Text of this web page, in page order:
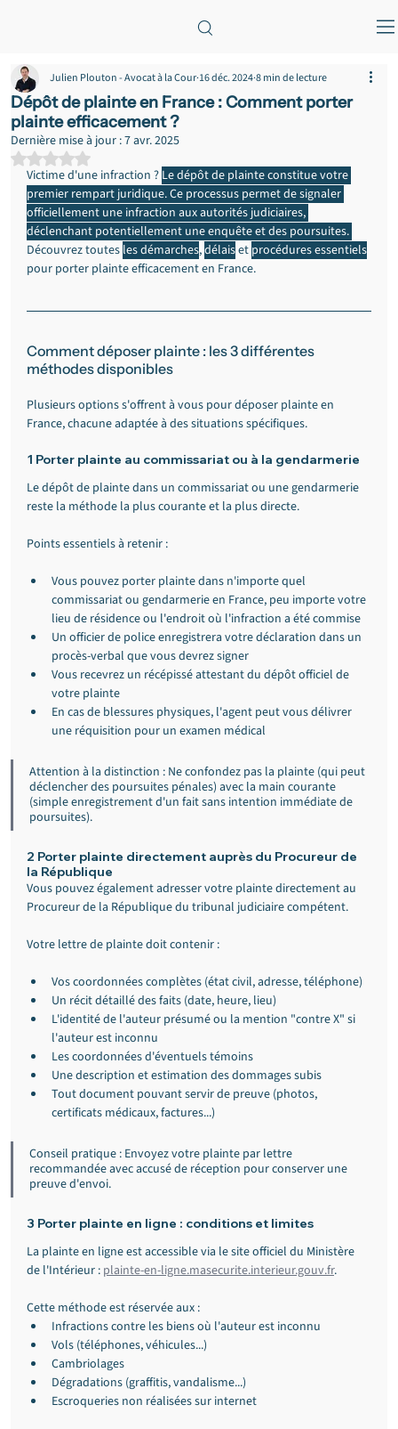
Dépôt de plainte en France : Comment porter
plainte efficacement ?
Julien Plouton - Avocat à la Cour 16 déc. 20248 min de lecture
Dernière mise à jour :7 avr. 2025
Noté NaN étoiles sur 5.
Victime d'une infraction ? Le dépôt de plainte constitue votre
premier rempart juridique. Ce processus permet de signaler
officiellement une infraction aux autorités judiciaires,
déclenchant potentiellement une enquête et des poursuites.
Découvrez toutes les démarches, délais et procédures essentiels
pour porter plainte efficacement en France.
Comment déposer plainte : les 3 différentes
méthodes disponibles
Plusieurs options s'offrent à vous pour déposer plainte en
France, chacune adaptée à des situations spécifiques.
1 Porter plainte au commissariat ou à la gendarmerie
Le dépôt de plainte dans un commissariat ou une gendarmerie
reste la méthode la plus courante et la plus directe.
Points essentiels à retenir :
Vous pouvez porter plainte dans n'importe quel
commissariat ou gendarmerie en France, peu importe votre
lieu de résidence ou l'endroit où l'infraction a été commise
Un officier de police enregistrera votre déclaration dans un
procès-verbal que vous devrez signer
Vous recevrez un récépissé attestant du dépôt officiel de
votre plainte
En cas de blessures physiques, l'agent peut vous délivrer
une réquisition pour un examen médical
Attention à la distinction : Ne confondez pas la plainte (qui peut
déclencher des poursuites pénales) avec la main courante
(simple enregistrement d'un fait sans intention immédiate de
poursuites).
2 Porter plainte directement auprès du Procureur de
la République
Vous pouvez également adresser votre plainte directement au
Procureur de la République du tribunal judiciaire compétent.
Votre lettre de plainte doit contenir :
Vos coordonnées complètes (état civil, adresse, téléphone)
Un récit détaillé des faits (date, heure, lieu)
L'identité de l'auteur présumé ou la mention "contre X" si
l'auteur est inconnu
Les coordonnées d'éventuels témoins
Une description et estimation des dommages subis
Tout document pouvant servir de preuve (photos,
certificats médicaux, factures...)
Conseil pratique : Envoyez votre plainte par lettre
recommandée avec accusé de réception pour conserver une
preuve d'envoi.
3 Porter plainte en ligne : conditions et limites
La plainte en ligne est accessible via le site officiel du Ministère
de l'Intérieur : plainte-en-ligne.masecurite.interieur.gouv.fr.
Cette méthode est réservée aux :
Infractions contre les biens où l'auteur est inconnu
Vols (téléphones, véhicules...)
Cambriolages
Dégradations (graffitis, vandalisme...)
Escroqueries non réalisées sur internet